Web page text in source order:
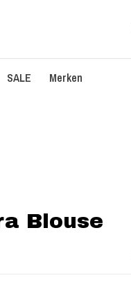
SALE Merken
Blouse